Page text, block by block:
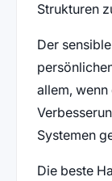
Strukturen
Der
allem,
Systemen
Die beste